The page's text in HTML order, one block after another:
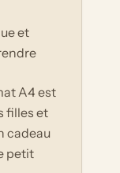
et
A4 est
filles et
cadeau
petit